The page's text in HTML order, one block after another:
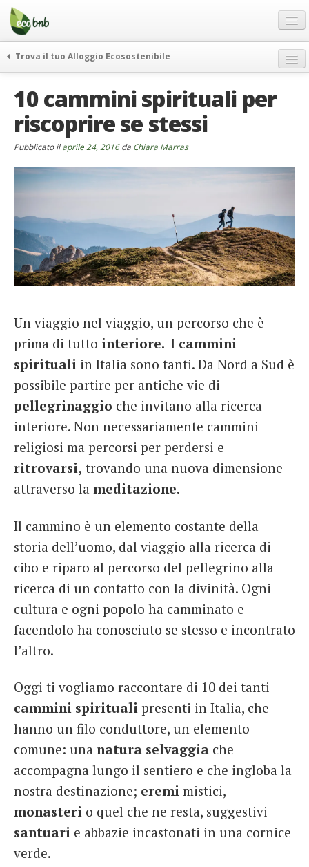
Menu
Salta
contenuto
Offerte Speciali
Regali
FAQ
Chi Siamo
Partner
Italiano
German
English
French
Italiano
Trova il tuo Alloggio Ecosostenibile
itinerari
curiosità
vivere e viaggiare verde
10 cammini spirituali per
riscoprire se stessi
Pubblicato ilaprile 24, 2016da Chiara Marras
Un viaggio nel viaggio, un percorso che è
prima di tutto interiore. I cammini
spirituali in Italia sono tanti. Da Nord a Sud è
possibile partire per antiche vie di
pellegrinaggio che invitano alla ricerca
interiore. Non necessariamente cammini
religiosi ma percorsi per perdersi e
ritrovarsi, trovando una nuova dimensione
attraverso la meditazione.
Il cammino è un elemento costante della
storia dell’uomo, dal viaggio alla ricerca di
cibo e riparo al percorso del pellegrino alla
ricerca di un contatto con la divinità. Ogni
cultura e ogni popolo ha camminato e
facendolo ha conosciuto se stesso e incontrato
l’altro.
Oggi ti vogliamo raccontare di 10 dei tanti
cammini spirituali presenti in Italia, che
hanno un filo conduttore, un elemento
comune: una natura selvaggia che
accompagna lungo il sentiero e che ingloba la
nostra destinazione; eremi mistici,
monasteri o quel che ne resta, suggestivi
santuari e abbazie incastonati in una cornice
verde.